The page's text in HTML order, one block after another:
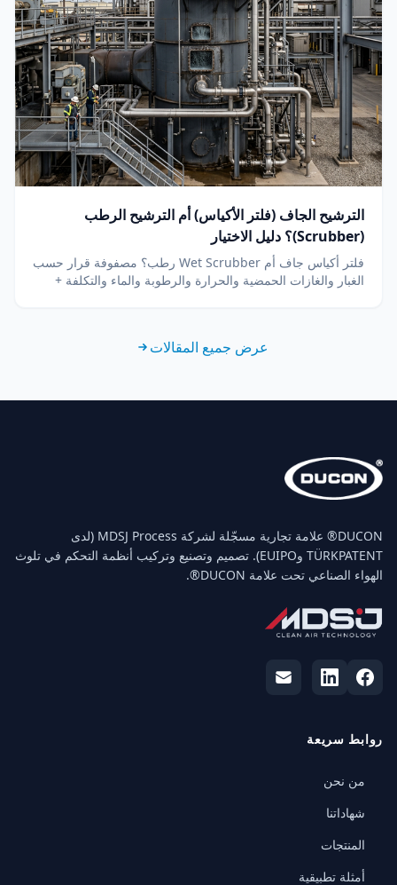
الترشيح الجاف (فلتر الأكياس) أم الترشيح الرطب
(Scrubber)؟ دليل الاختيار
فلتر أكياس جاف أم Wet Scrubber رطب؟ مصفوفة قرار حسب
الغبار والغازات الحمضية والحرارة والرطوبة والماء والتكلفة +
عرض جميع المقالات
‏DUCON® علامة تجارية مسجّلة لشركة MDSJ Process (لدى
TÜRKPATENT وEUIPO). تصميم وتصنيع وتركيب أنظمة التحكم في تلوث
الهواء الصناعي تحت علامة DUCON®.
روابط سريعة
من نحن
شهاداتنا
المنتجات
أمثلة تطبيقية